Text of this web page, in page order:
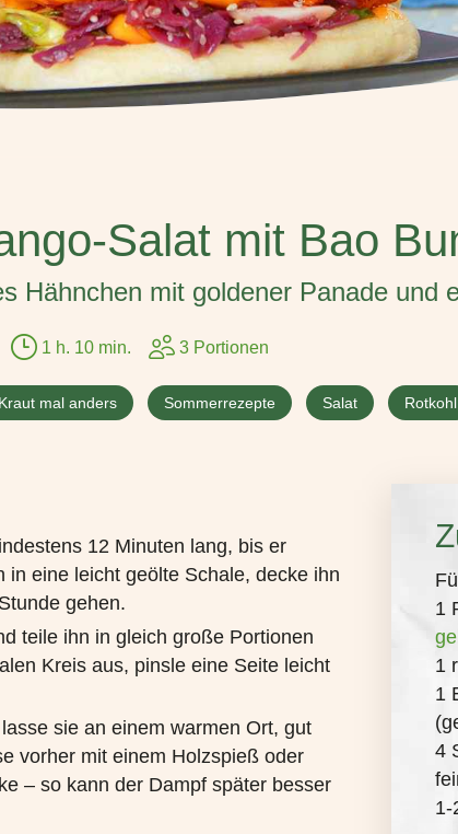
Salat mit Bao
Hähnchen mit goldener Panade und
1 h. 10 min. 3 Portionen
Kraut mal anders Sommerrezepte Salat Rotkohl
12 Minuten lang, bis er
eine leicht geölte Schale, decke ihn
gehen.
teile ihn in gleich große Portionen
Kreis aus, pinsle eine Seite leicht
sie an einem warmen Ort, gut
vorher mit einem Holzspieß oder
– so kann der Dampf später besser
1
1
1
4
1-